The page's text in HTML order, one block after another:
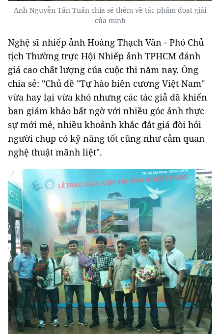
Anh Nguyễn Tấn Tuấn chia sẻ thêm về tác phẩm đoạt giải
của mình
Nghệ sĩ nhiếp ảnh Hoàng Thạch Vân - Phó Chủ
tịch Thường trực Hội Nhiếp ảnh TPHCM đánh
giá cao chất lượng của cuộc thi năm nay. Ông
chia sẻ: "Chủ đề "Tự hào biên cương Việt Nam"
vừa hay lại vừa khó nhưng các tác giả đã khiến
ban giám khảo bất ngờ với nhiều góc ảnh thực
sự mới mẻ, nhiều khoảnh khắc đắt giá đòi hỏi
người chụp có kỹ năng tốt cũng như cảm quan
nghệ thuật mãnh liệt".